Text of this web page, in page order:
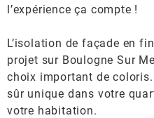
l’expérience ça compte !
L’isolation de façade en
projet sur Boulogne Sur
choix important de
sûr unique dans votre
votre habitation.